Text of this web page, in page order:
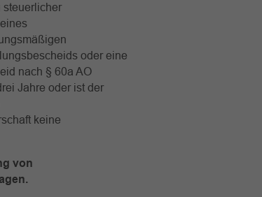
steuerlicher
oder eine
nach § 60a AO
Jahre oder ist der
keine
von